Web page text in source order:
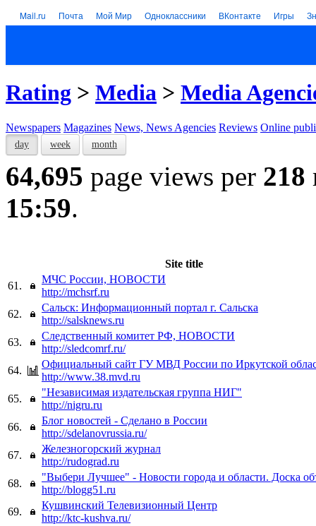
Mail.ru Почта Мой Мир Одноклассники ВКонтакте Игры
Rating > Media > Media
Newspapers Magazines News, News Agencies Reviews Online
day week month
64,695 page views per 218
15:59.
Site title
61.
МЧС России, НОВОСТИ
http://mchsrf.ru
62.
Сальск: Информационный портал г. Сальска
http://salsknews.ru
63.
Следственный комитет РФ, НОВОСТИ
http://sledcomrf.ru/
64.
Официальный сайт ГУ МВД России по Иркутской
http://www.38.mvd.ru
65.
"Независимая издательская группа НИГ"
http://nigru.ru
66.
Блог новостей - Сделано в России
http://sdelanovrussia.ru/
67.
Железногорский журнал
http://rudograd.ru
68.
"Выбери Лучшее" - Новости города и области. Доска
http://blogg51.ru
69.
Кушвинский Телевизионный Центр
http://ktc-kushva.ru/